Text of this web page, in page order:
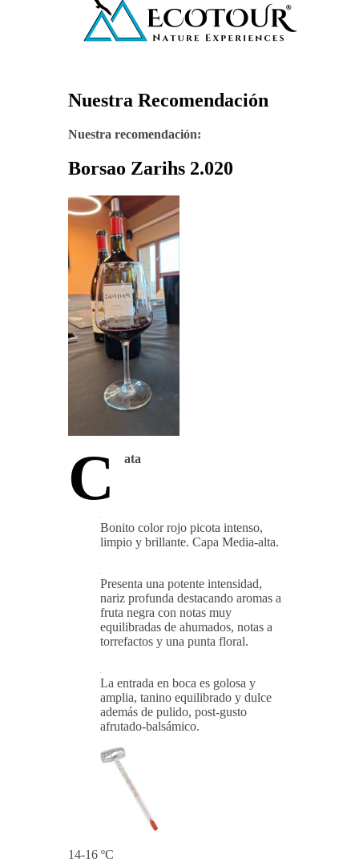
Nuestra Recomendación
Nuestra recomendación:
Borsao Zarihs 2.020
C ata
Bonito color rojo picota intenso,
limpio y brillante. Capa Media-alta.
Presenta una potente intensidad,
nariz profunda destacando aromas a
fruta negra con notas muy
equilibradas de ahumados, notas a
torrefactos y una punta floral.
La entrada en boca es golosa y
amplia, tanino equilibrado y dulce
además de pulido, post-gusto
afrutado-balsámico.
14-16 ºC